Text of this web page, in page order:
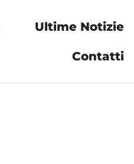
Ultime Notizie
Contatti